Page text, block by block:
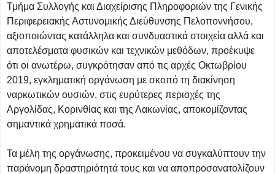
Τμήμα Συλλογής και Διαχείρισης Πληροφοριών της Γενικής
Περιφερειακής Αστυνομικής Διεύθυνσης Πελοποννήσου,
αξιοποιώντας κατάλληλα και συνδυαστικά στοιχεία αλλά και
αποτελέσματα φυσικών και τεχνικών μεθόδων, προέκυψε
ότι οι ανωτέρω, συγκρότησαν από τις αρχές Οκτωβρίου
2019, εγκληματική οργάνωση με σκοπό τη διακίνηση
ναρκωτικών ουσιών, στις ευρύτερες περιοχές της
Αργολίδας, Κορινθίας και της Λακωνίας, αποκομίζοντας
σημαντικά χρηματικά ποσά.
Τα μέλη της οργάνωσης, προκειμένου να συγκαλύπτουν την
παράνομη δραστηριότητά τους και να αποπροσανατολίζουν